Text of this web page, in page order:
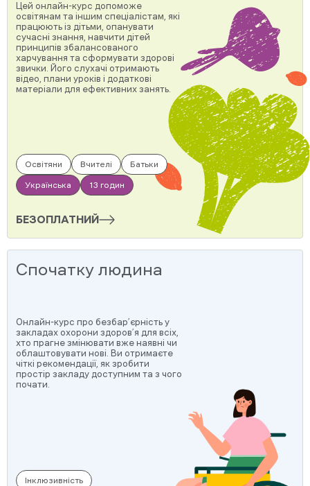
Цей онлайн-курс допоможе
освітянам та іншим спеціалістам, які
працюють із дітьми, опанувати
сучасні знання, навчити дітей
принципів збалансованого
харчування та сформувати здорові
звички. Його слухачі отримають
відео, плани уроків і додаткові
матеріали для ефективних занять.
Батьки
Вчителі
Освітяни
13 годин
Українська
БЕЗОПЛАТНИЙ
Спочатку людина
Онлайн-курс про безбар’єрність у
закладах охорони здоров’я для всіх,
хто прагне змінювати вже наявні чи
облаштовувати нові. Ви отримаєте
чіткі рекомендації, як зробити
простір закладу доступним та з чого
почати.
Інклюзивність